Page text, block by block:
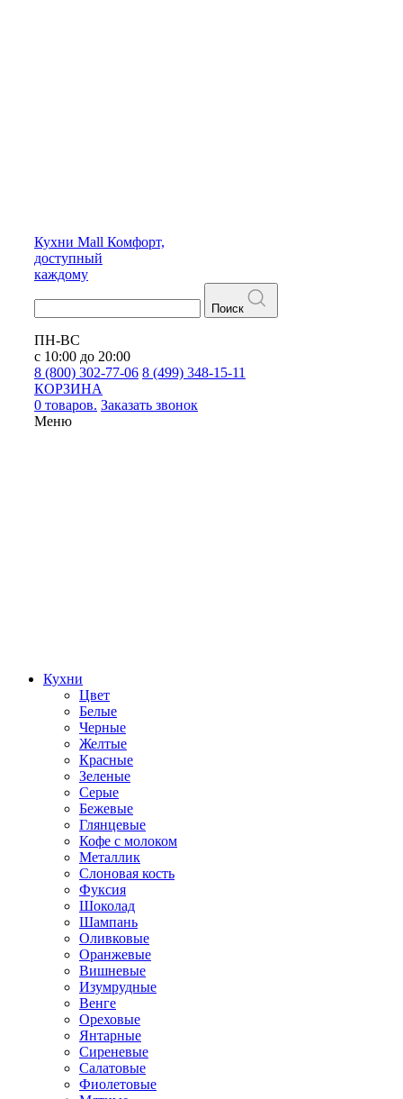
Кухни Mall Комфорт,
доступный
каждому
Поиск
ПН-ВС
с 10:00 до 20:00
8 (800) 302-77-06 8 (499) 348-15-11
КОРЗИНА
0 товаров. Заказать звонок
Меню
Кухни
Цвет
Белые
Черные
Желтые
Красные
Зеленые
Серые
Бежевые
Глянцевые
Кофе с молоком
Металлик
Слоновая кость
Фуксия
Шоколад
Шампань
Оливковые
Оранжевые
Вишневые
Изумрудные
Венге
Ореховые
Янтарные
Сиреневые
Салатовые
Фиолетовые